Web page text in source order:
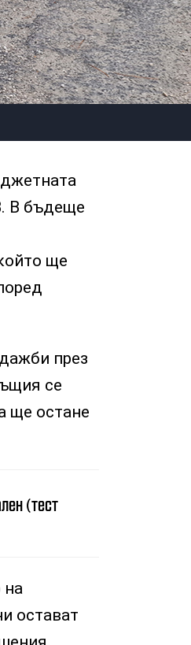
В бъдеще
ще
през
се
ще остане
(тест
на
остават